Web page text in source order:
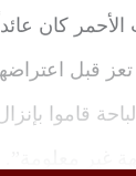
كان
تعز قبل
قاموا